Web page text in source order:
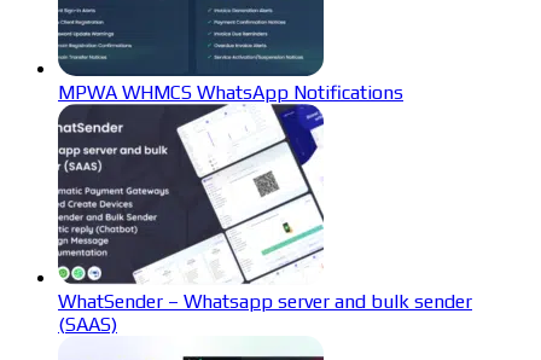
MPWA WHMCS WhatsApp Notifications
WhatSender – Whatsapp server and bulk sender
(SAAS)